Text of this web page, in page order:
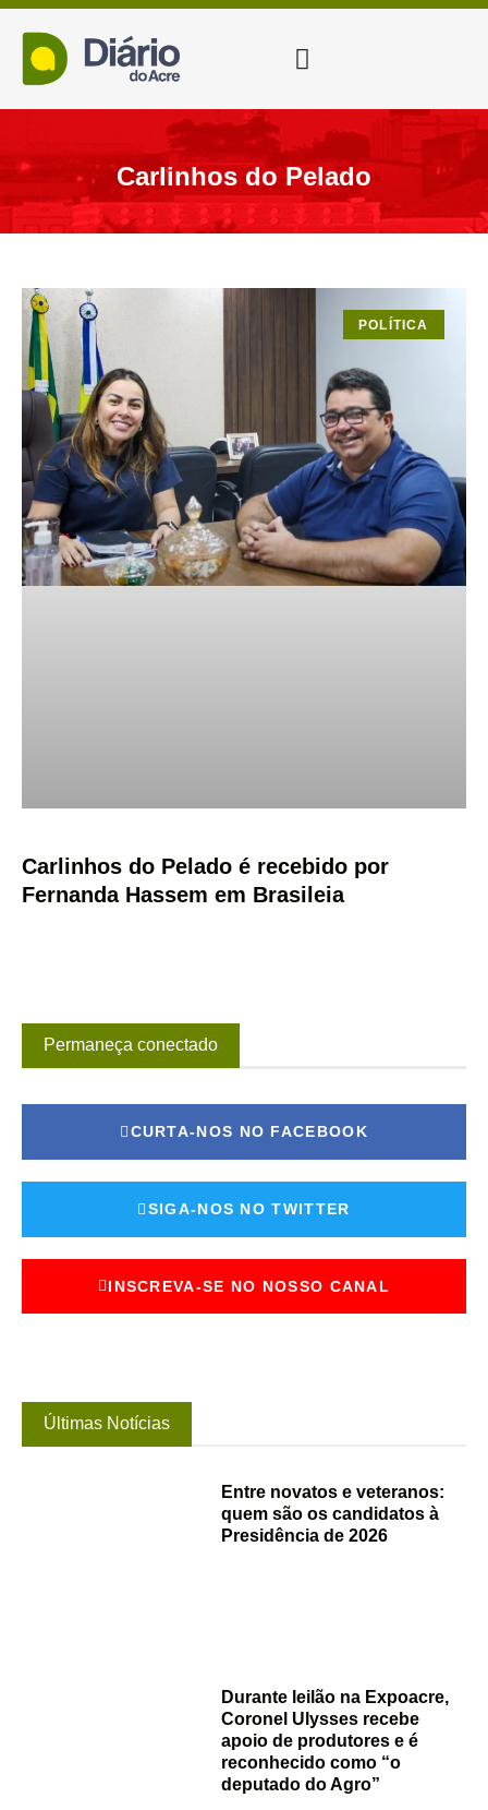
Carlinhos do Pelado
POLÍTICA
Carlinhos do Pelado é recebido por
Fernanda Hassem em Brasileia
Permaneça conectado
CURTA-NOS NO FACEBOOK
SIGA-NOS NO TWITTER
INSCREVA-SE NO NOSSO CANAL
Últimas Notícias
Entre novatos e veteranos:
quem são os candidatos à
Presidência de 2026
Durante leilão na Expoacre,
Coronel Ulysses recebe
apoio de produtores e é
reconhecido como “o
deputado do Agro”